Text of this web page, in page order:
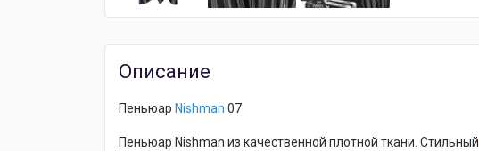
Описание
Пеньюар Nishman 07
Пеньюар Nishman из качественной плотной ткани. Стильный